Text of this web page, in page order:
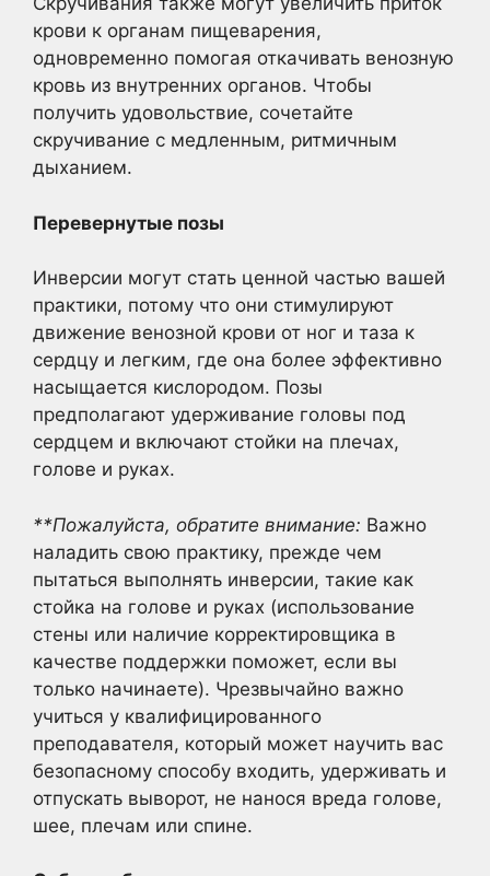
крови к органам пищеварения,
одновременно помогая откачивать венозную
кровь из внутренних органов. Чтобы
получить удовольствие, сочетайте
скручивание с медленным, ритмичным
дыханием.
Перевернутые позы
Инверсии могут стать ценной частью вашей
практики, потому что они стимулируют
движение венозной крови от ног и таза к
сердцу и легким, где она более эффективно
насыщается кислородом. Позы
предполагают удерживание головы под
сердцем и включают стойки на плечах,
голове и руках.
**Пожалуйста, обратите внимание: Важно
наладить свою практику, прежде чем
пытаться выполнять инверсии, такие как
стойка на голове и руках (использование
стены или наличие корректировщика в
качестве поддержки поможет, если вы
только начинаете). Чрезвычайно важно
учиться у квалифицированного
преподавателя, который может научить вас
безопасному способу входить, удерживать и
отпускать выворот, не нанося вреда голове,
шее, плечам или спине.